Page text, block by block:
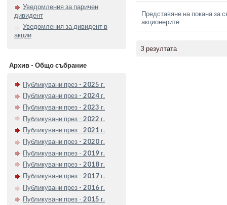
Уведомления за паричен
дивидент
Уведомления за дивидент в
акции
Архив - Общо събрание
Публикувани през - 2025 г.
Публикувани през - 2024 г.
Публикувани през - 2023 г.
Публикувани през - 2022 г.
Публикувани през - 2021 г.
Публикувани през - 2020 г.
Публикувани през - 2019 г.
Публикувани през - 2018 г.
Публикувани през - 2017 г.
Публикувани през - 2016 г.
Публикувани през - 2015 г.
Представяне на покана за
акционерите
3 резултата